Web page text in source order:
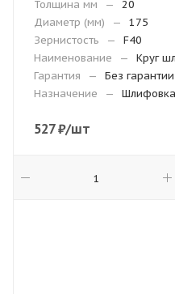
Толщина мм —
20
Диаметр (мм)
—
175
Зернистость
—
F40
Наименование
—
Круг
Гарантия
—
Без гарантии
Назначение
— Шлифовка
527₽/шт